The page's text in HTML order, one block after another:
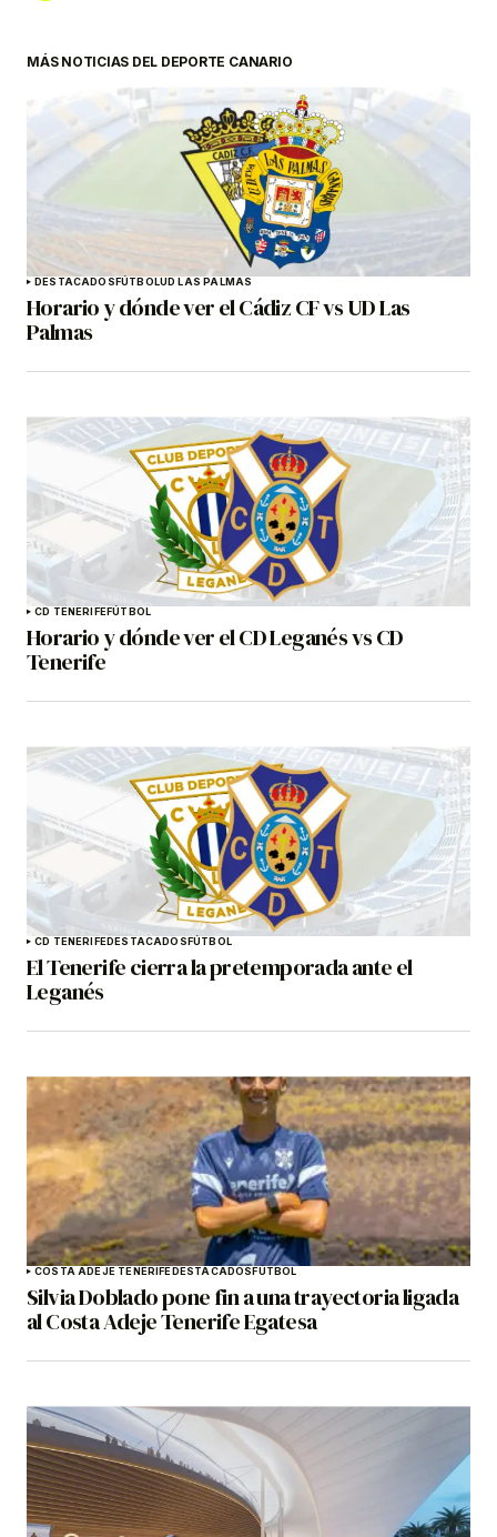
MÁS NOTICIAS DEL DEPORTE CANARIO
DESTACADOS FÚTBOLUD LAS PALMAS
Horario y dónde ver el Cádiz CF vs UD Las
Palmas
CD TENERIFEFÚTBOL
Horario y dónde ver el CD Leganés vs CD
Tenerife
CD TENERIFEDESTACADOS FÚTBOL
El Tenerife cierra la pretemporada ante el
Leganés
COSTA ADEJE TENERIFE DESTACADOS FÚTBOL
Silvia Doblado pone fin a una trayectoria ligada
al Costa Adeje Tenerife Egatesa